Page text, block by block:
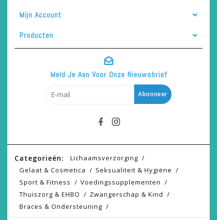
Mijn Account
Producten
Meld Je Aan Voor Onze Nieuwsbrief
Abonneer
Categorieën:
Lichaamsverzorging
Gelaat & Cosmetica
Seksualiteit & Hygiëne
Sport & Fitness
Voedingssupplementen
Thuiszorg & EHBO
Zwangerschap & Kind
Braces & Ondersteuning